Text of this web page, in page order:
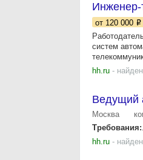
от 120 000
систем
hh.ru -
Ведущий
Москва
Требования:
hh.ru -